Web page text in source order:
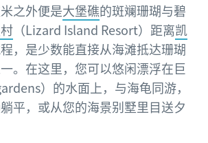
之外便是大堡礁的斑斓珊瑚与碧
（Lizard Island Resort）距离凯
，是少数能直接从海滩抵达珊瑚
。在这里，您可以悠闲漂浮在巨
）的水面上，与海龟同游，
平，或从您的海景别墅里目送夕